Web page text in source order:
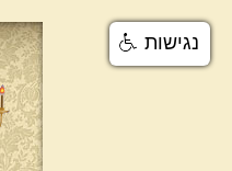
נגישות